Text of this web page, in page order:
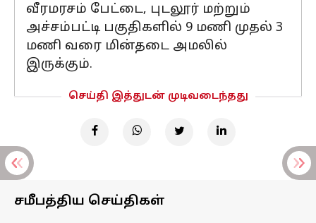
வீரமரசம் பேட்டை, புடலூர் மற்றும்
அச்சம்பட்டி பகுதிகளில் 9 மணி முதல் 3
மணி வரை மின்தடை அமலில்
இருக்கும்.
செய்தி இத்துடன் முடிவடைந்தது
சமீபத்திய செய்திகள்